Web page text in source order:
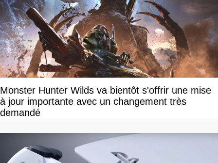
Monster Hunter Wilds va bientôt s'offrir une mise
à jour importante avec un changement très
demandé